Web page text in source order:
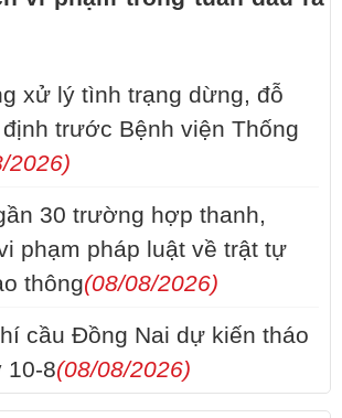
xử lý tình trạng dừng, đỗ
trước Bệnh viện Thống
2026)
30 trường hợp thanh,
phạm pháp luật về trật tự
thông(08/08/2026)
cầu Đồng Nai dự kiến tháo
10-8(08/08/2026)